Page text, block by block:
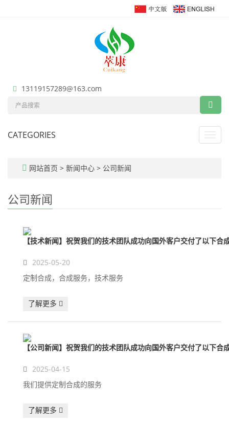
13119157289@163.com
CATEGORIES
网站首页 > 新闻中心 > 公司新闻
公司新闻
【技术新闻】祝贺我们的技术团队成功向国外客户交付了以下合
2025-05-20
定制合成，合成服务，技术服务
了解更多
【公司新闻】祝贺我们的技术团队成功向国外客户交付了以下合
2025-04-15
我们提供定制合成的服务
了解更多